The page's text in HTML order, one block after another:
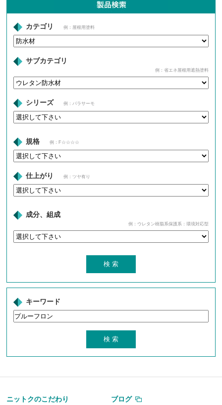
カテゴリ 例：屋根用塗料
サブカテゴリ
例：省エネ屋根用遮熱塗料
シリーズ 例：パラサーモ
規格 例：F☆☆☆☆
仕上がり 例：ツヤ有り
成分、組成
例：ウレタン樹脂系保護系：環境対応型
キーワード
ニットクのこだわり ブログ